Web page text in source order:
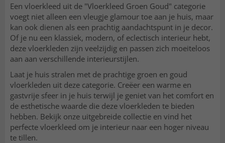
Een vloerkleed uit de "Vloerkleed Groen Goud" categorie
voegt niet alleen een vleugje glamour toe aan je huis, maar
kan ook dienen als een prachtig aandachtspunt in je decor.
Of je nu een klassiek, modern, of eclectisch interieur hebt,
deze vloerkleden zijn veelzijdig en passen zich moeiteloos
aan aan verschillende interieurstijlen.
Laat je huis stralen met de prachtige groen en goud
vloerkleden uit deze categorie. Creëer een warme en
gastvrije sfeer in je huis terwijl je geniet van het comfort en
de esthetische waarde die deze vloerkleden te bieden
hebben. Bekijk onze uitgebreide collectie en vind het
perfecte vloerkleed om je interieur naar een hoger niveau
te tillen.